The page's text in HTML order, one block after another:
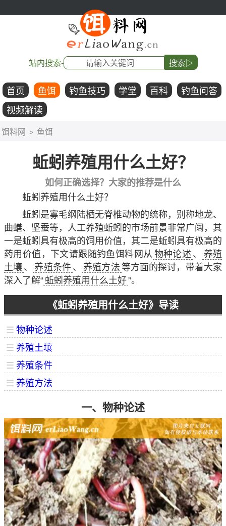
站内搜索- 搜索▷
首页 鱼饵 钓鱼技巧 学堂 百科
钓鱼问答
视频解读
饵料网 > 鱼饵
蚯蚓养殖用什么土好？
如何正确选择？大家的推荐是什么
蚯蚓养殖用什么土好？
蚯蚓是寡毛纲陆栖无脊椎动物的统称，别称地龙、
曲蟮、坚蚕等，人工养殖蚯蚓的市场前景非常广阔，其
一是蚯蚓具有极高的饲用价值，其二是蚯蚓具有极高的
药用价值，下文请跟随钓鱼饵料网从 物种论述 、
养殖
土壤 、 养殖条件 、 养殖方法 等方面的探讨，带着大家
深入了解“蚯蚓养殖用什么土好”。
《蚯蚓养殖用什么土好》导读
☰ 物种论述
☰ 养殖土壤
☰ 养殖条件
☰ 养殖方法
一、物种论述